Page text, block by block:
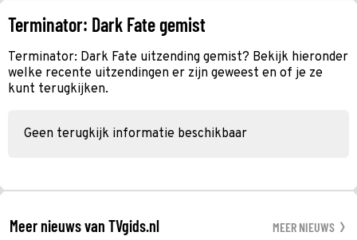
Terminator: Dark Fate gemist
Terminator: Dark Fate uitzending gemist? Bekijk hieronder
welke recente uitzendingen er zijn geweest en of je ze
kunt terugkijken.
Geen terugkijk informatie beschikbaar
Meer nieuws van TVgids.nl MEER NIEUWS